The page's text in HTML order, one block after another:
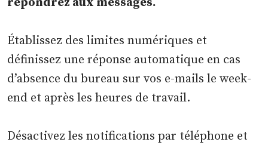
Établissez des limites numériques et
définissez une réponse automatique en cas
d’absence du bureau sur vos e-mails le week-
end et après les heures de travail.
Désactivez les notifications par téléphone et